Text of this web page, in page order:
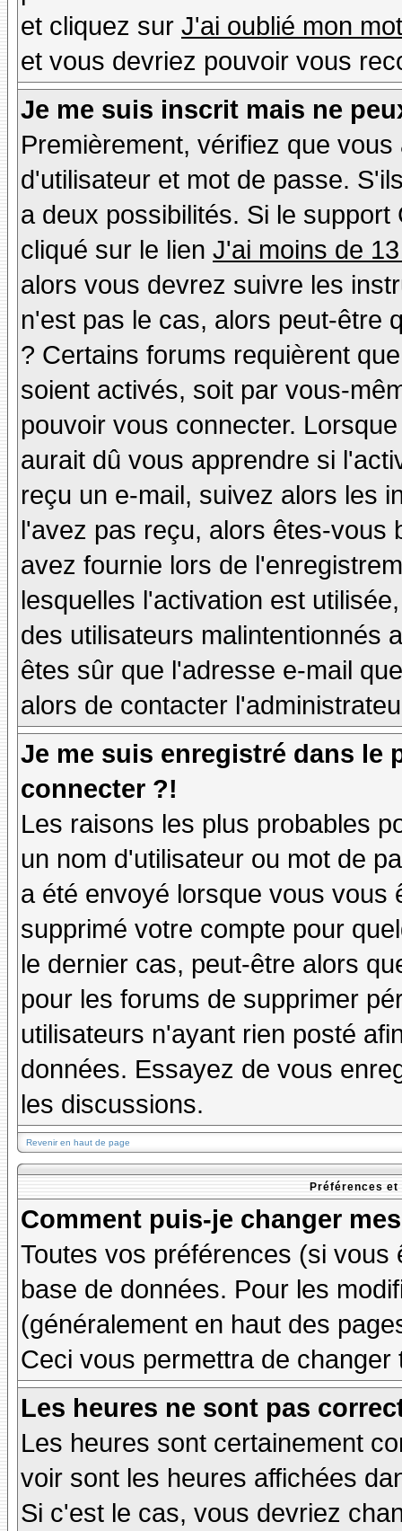
et cliquez sur J'ai oublié mon
et vous devriez pouvoir vous
Je me suis inscrit mais ne
Premièrement, vérifiez que
d'utilisateur et mot de passe.
a deux possibilités. Si le
cliqué sur le lien J'ai moins de
alors vous devrez suivre les
n'est pas le cas, alors peut-être
? Certains forums requièrent
soient activés, soit par vous-
pouvoir vous connecter.
aurait dû vous apprendre si
reçu un e-mail, suivez alors les
l'avez pas reçu, alors êtes-vous
avez fournie lors de
lesquelles l'activation est
des utilisateurs malintentionnés
êtes sûr que l'adresse e-mail
alors de contacter
Je me suis enregistré dans le
connecter ?!
Les raisons les plus probables
un nom d'utilisateur ou mot de
a été envoyé lorsque vous vous
supprimé votre compte pour
le dernier cas, peut-être alors
pour les forums de supprimer
utilisateurs n'ayant rien posté
données. Essayez de vous
les discussions.
Revenir en haut de page
Préférences
Comment puis-je changer
Toutes vos préférences (si
base de données. Pour les
(généralement en haut des
Ceci vous permettra de
Les heures ne sont pas
Les heures sont certainement
voir sont les heures affichées
Si c'est le cas, vous devriez